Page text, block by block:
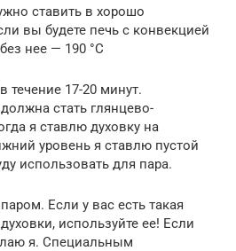
ставить в хорошо
вы будете печь с конвекцией
нее — 190 °С
течение 17-20 минут.
стать глянцево-
я ставлю духовку на
уровень я ставлю пустой
использовать для пара.
Если у вас есть такая
используйте ее! Если
я. Специальным